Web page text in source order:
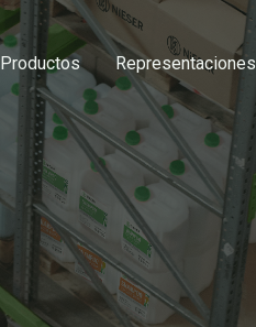
Productos Representaciones